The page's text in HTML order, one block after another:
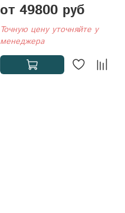
от 49800 руб
Точную цену уточняйте у
менеджера